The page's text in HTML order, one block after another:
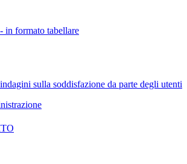
in formato tabellare
sulla soddisfazione da parte degli utenti